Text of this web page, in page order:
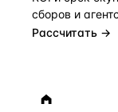
сборов и
Рассчитать →